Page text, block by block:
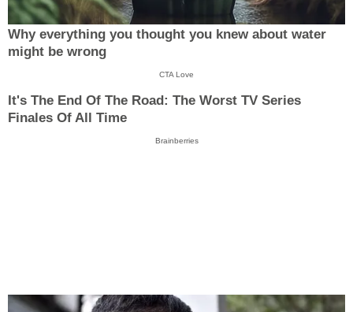
Why everything you thought you knew about water
might be wrong
CTA Love
It's The End Of The Road: The Worst TV Series
Finales Of All Time
Brainberries